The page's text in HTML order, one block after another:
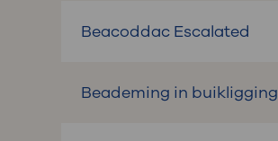
Beacoddac Escalated
Beademing in buikligging